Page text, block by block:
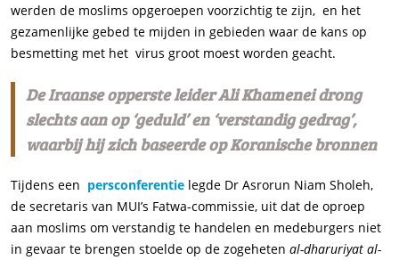
werden de moslims opgeroepen voorzichtig te zijn, en het
gezamenlijke gebed te mijden in gebieden waar de kans op
besmetting met het virus groot moest worden geacht.
De Iraanse opperste leider Ali Khamenei drong
slechts aan op ‘geduld’ en ‘verstandig gedrag’,
waarbij hij zich baseerde op Koranische bronnen
Tijdens een persconferentie legde Dr Asrorun Niam Sholeh,
de secretaris van MUI’s Fatwa-commissie, uit dat de oproep
aan moslims om verstandig te handelen en medeburgers niet
in gevaar te brengen stoelde op de zogeheten al-dharuriyat al-